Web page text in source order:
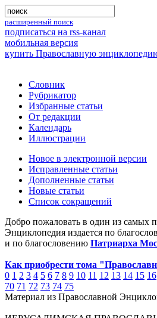
расширенный поиск
подписаться на rss-канал
мобильная версия
купить Православную
Словник
Рубрикатор
Избранные статьи
От редакции
Календарь
Иллюстрации
Новое в электронной версии
Исправленные статьи
Дополненные статьи
Новые статьи
Список сокращений
Добро пожаловать в один из самых
Энциклопедия издается по
и по благословению Патриарха
Как приобрести тома
0 1 2 3 4 5 6 7 8 9 10 11 12 13 14 15 16
70 71 72 73 74 75
Материал из Православной